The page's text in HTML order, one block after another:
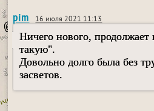
pim 16 июля 2021 11:13
Ничего нового, продолжает
такую".
Довольно долго была без
засветов.